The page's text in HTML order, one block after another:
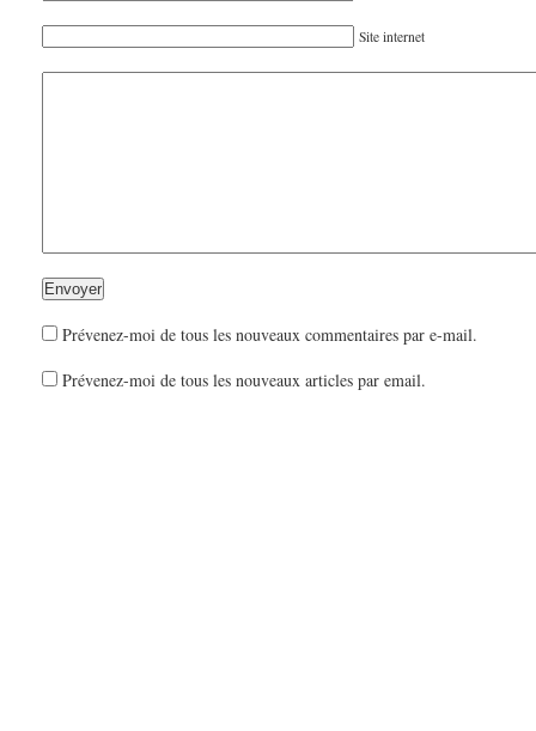
Site internet
Prévenez-moi de tous les nouveaux commentaires par e-mail.
Prévenez-moi de tous les nouveaux articles par email.